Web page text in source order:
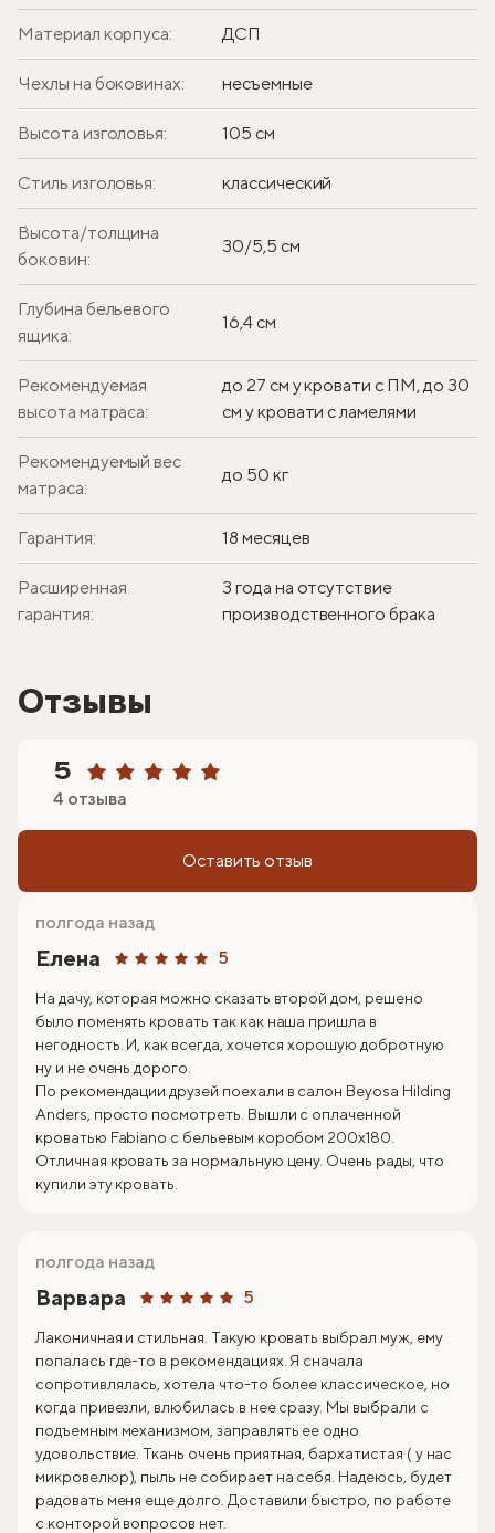
Материал корпуса: ДСП
Чехлы на боковинах: несъемные
Высота изголовья: 105 см
Стиль изголовья: классический
Высота/толщина
боковин:
30/5,5 см
Глубина бельевого
ящика:
16,4 см
Рекомендуемая
высота матраса:
до 27 см у кровати с ПМ, до 30
см у кровати с ламелями
Рекомендуемый вес
матраса:
до 50 кг
Гарантия: 18 месяцев
Расширенная
гарантия:
3 года на отсутствие
производственного брака
Отзывы
5
4 отзыва
Оставить отзыв
Елена 5
полгода назад
На дачу, которая можно сказать второй дом, решено
было поменять кровать так как наша пришла в
негодность. И, как всегда, хочется хорошую добротную
ну и не очень дорого.
По рекомендации друзей поехали в салон Beyosa Hilding
Anders, просто посмотреть. Вышли с оплаченной
кроватью Fabiano с бельевым коробом 200х180.
Отличная кровать за нормальную цену. Очень рады, что
купили эту кровать.
Варвара 5
полгода назад
Лаконичная и стильная. Такую кровать выбрал муж, ему
попалась где-то в рекомендациях. Я сначала
сопротивлялась, хотела что-то более классическое, но
когда привезли, влюбилась в нее сразу. Мы выбрали с
подъемным механизмом, заправлять ее одно
удовольствие. Ткань очень приятная, бархатистая ( у нас
микровелюр), пыль не собирает на себя. Надеюсь, будет
радовать меня еще долго. Доставили быстро, по работе
с конторой вопросов нет.